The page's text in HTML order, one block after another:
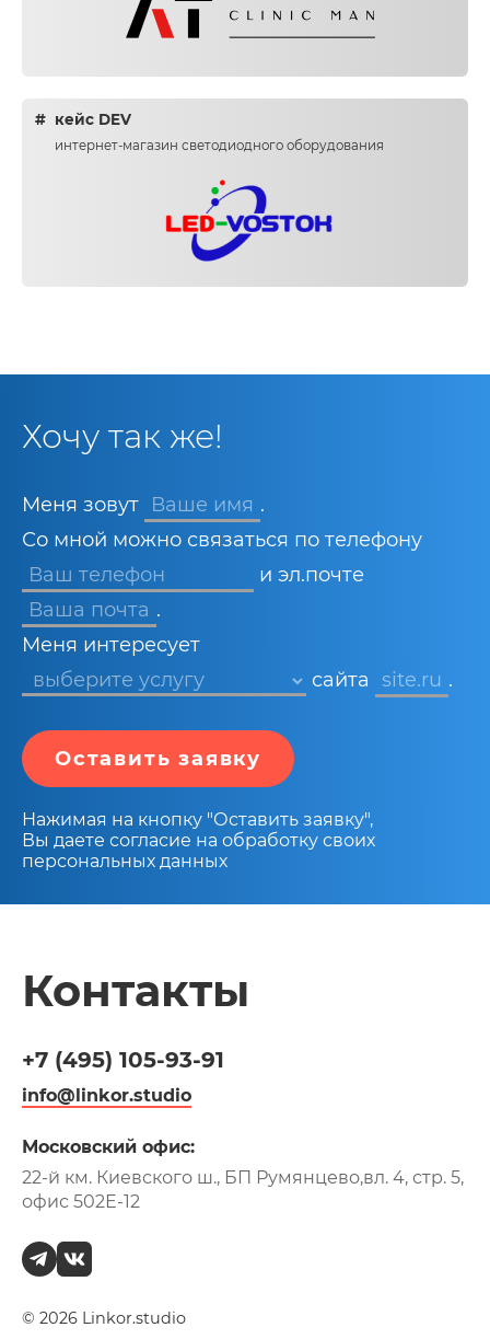
кейс DEV
интернет-магазин светодиодного оборудования
Хочу так же!
Меня зовут Ваше имя .
Со мной можно связаться по телефону
и эл.почте
Ваша почта .
Меня интересует
сайта site.ru .
Оставить заявку
Нажимая на кнопку "Оставить заявку",
Вы даете согласие на обработку своих
персональных данных
Контакты
+7 (495) 105-93-91
info@linkor.studio
Московский офис:
22-й км. Киевского ш., БП Румянцево,вл. 4, стр. 5,
офис 502Е-12
© 2026 Linkor.studio
+7 (495) 105-93-91